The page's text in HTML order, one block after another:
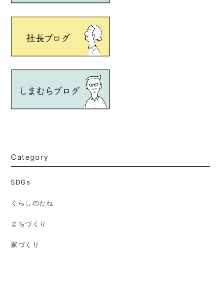
Category
SDGs
くらしのたね
まちづくり
家づくり